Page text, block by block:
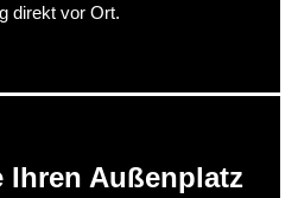
direkt vor Ort.
Ihren Außenplatz